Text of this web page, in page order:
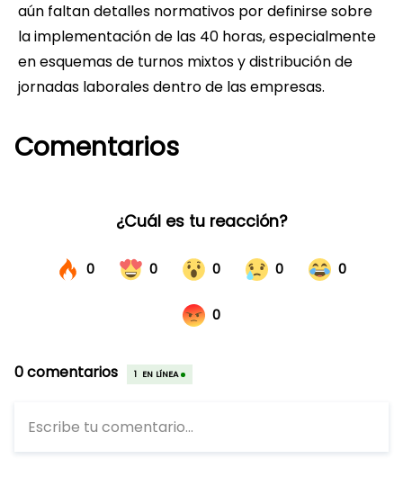
aún faltan detalles normativos por definirse sobre
la implementación de las 40 horas, especialmente
en esquemas de turnos mixtos y distribución de
jornadas laborales dentro de las empresas.
Comentarios